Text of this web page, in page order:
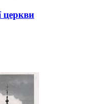
церкви